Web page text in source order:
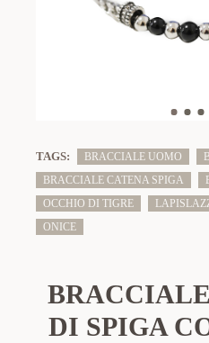
TAGS: BRACCIALE UOMO
BRACCIALE CATENA SPIGA
OCCHIO DI TIGRE
ONICE
DI SPIGA